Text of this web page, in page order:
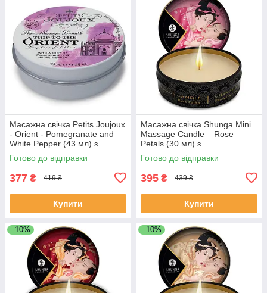
Масажна свічка Petits Joujoux
- Orient - Pomegranate and
White Pepper (43 мл) з
афродизіаками
Готово до відправки
377 ₴ 419 ₴
Купити
Масажна свічка Shunga Mini
Massage Candle – Rose
Petals (30 мл) з
афродизіаками
Готово до відправки
395 ₴ 439 ₴
Купити
–10% –10%